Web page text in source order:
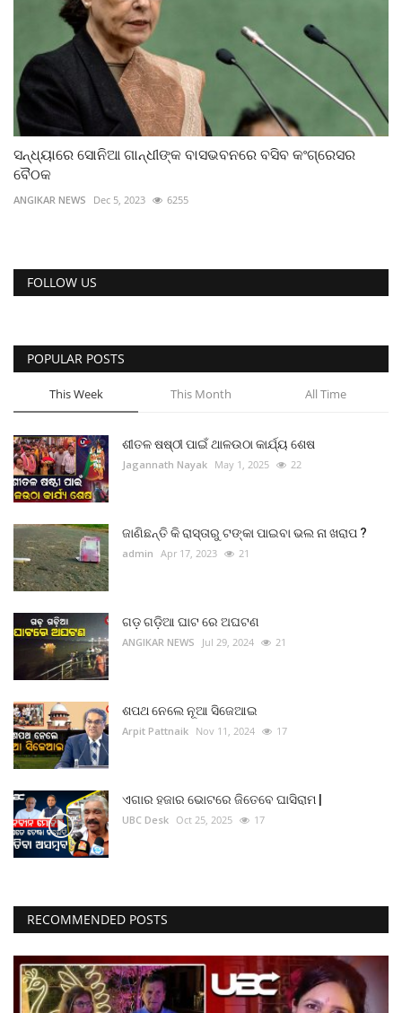
ସନ୍ଧ୍ୟାରେ ସୋନିଆ ଗାନ୍ଧୀଙ୍କ ବାସଭବନରେ ବସିବ କଂଗ୍ରେସର
ବୈଠକ
ANGIKAR NEWS Dec 5, 2023 6255
FOLLOW US
POPULAR POSTS
This Week This Month All Time
ଶୀତଳ ଷଷ୍ଠୀ ପାଇଁ ଥାଳଉଠା କାର୍ଯ୍ୟ ଶେଷ
Jagannath Nayak May 1, 2025 22
ଜାଣିଛନ୍ତି କି ରାସ୍ତାରୁ ଟଙ୍କା ପାଇବା ଭଲ ନା ଖରାପ ?
admin Apr 17, 2023 21
ଗଡ଼ ଗଡ଼ିଆ ଘାଟ ରେ ଅଘଟଣ
ANGIKAR NEWS Jul 29, 2024 21
ଶପଥ ନେଲେ ନୂଆ ସିଜେଆଇ
Arpit Pattnaik Nov 11, 2024 17
ଏଗାର ହଜାର ଭୋଟରେ ଜିତେବେ ଘାସିରାମ |
UBC Desk Oct 25, 2025 17
RECOMMENDED POSTS